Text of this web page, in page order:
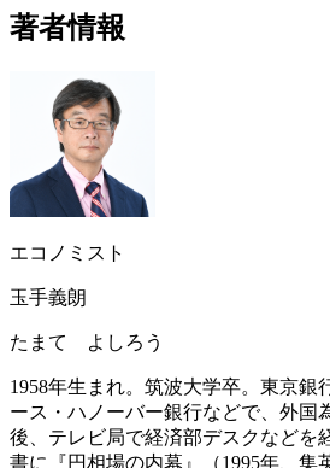
著者情報
エコノミスト
玉手義朗
たまて よしろう
1958年生まれ。筑波大学卒。東京銀
ース・ハノーバー銀行などで、外国
後、テレビ局で経済部デスクなどを
書に『円相場の内幕』（1995年、集